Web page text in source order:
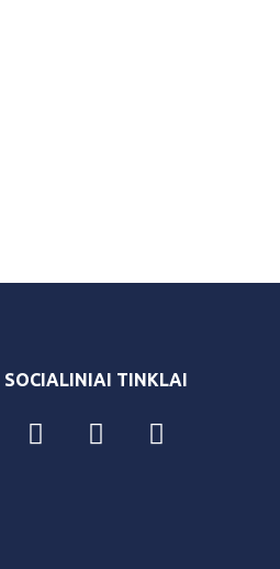
SOCIALINIAI TINKLAI